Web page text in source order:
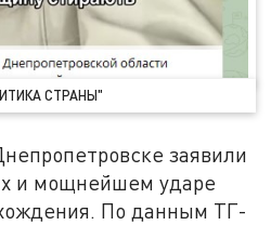
СТРАНЫ"
заявили
и мощнейшем ударе
По данным ТГ-